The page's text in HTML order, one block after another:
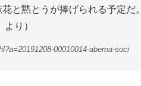
と黙とうが捧げられる予定だ。
り）
00010014-abema-soci